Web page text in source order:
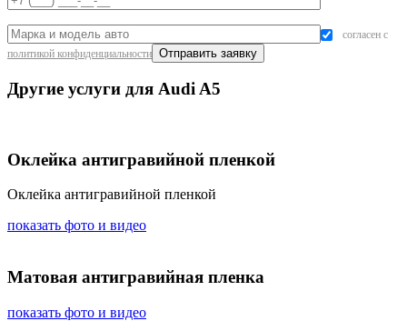
согласен с
политикой конфиденциальности
Другие услуги для Audi A5
Оклейка антигравийной пленкой
Оклейка антигравийной пленкой
показать фото и видео
Матовая антигравийная пленка
показать фото и видео